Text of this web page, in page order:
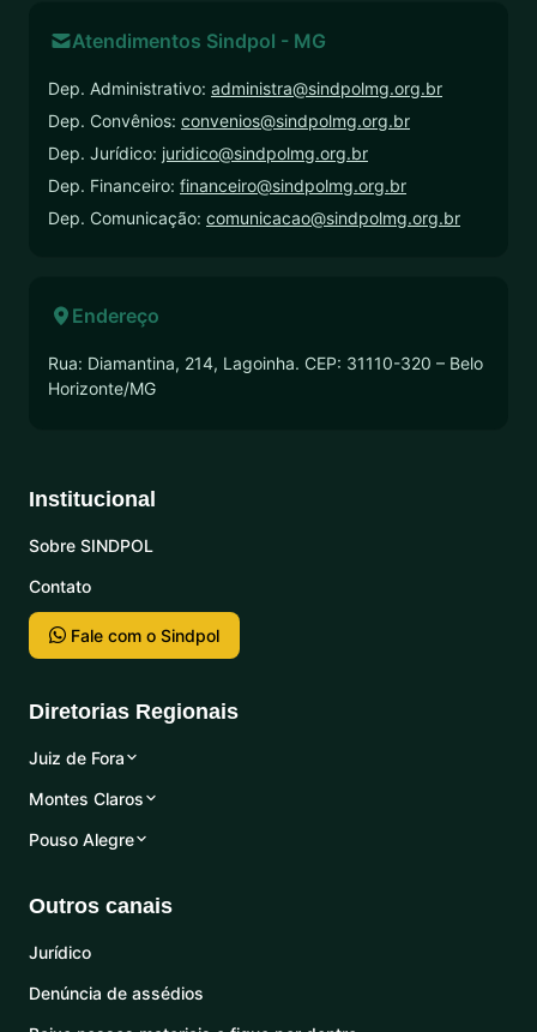
Atendimentos Sindpol - MG
Dep. Administrativo: administra@sindpolmg.org.br
Dep. Convênios: convenios@sindpolmg.org.br
Dep. Jurídico: juridico@sindpolmg.org.br
Dep. Financeiro: financeiro@sindpolmg.org.br
Dep. Comunicação: comunicacao@sindpolmg.org.br
Endereço
Rua: Diamantina, 214, Lagoinha. CEP: 31110-320 – Belo
Horizonte/MG
Institucional
Sobre SINDPOL
Contato
Fale com o Sindpol
Diretorias Regionais
Juiz de Fora
Montes Claros
Pouso Alegre
Outros canais
Jurídico
Denúncia de assédios